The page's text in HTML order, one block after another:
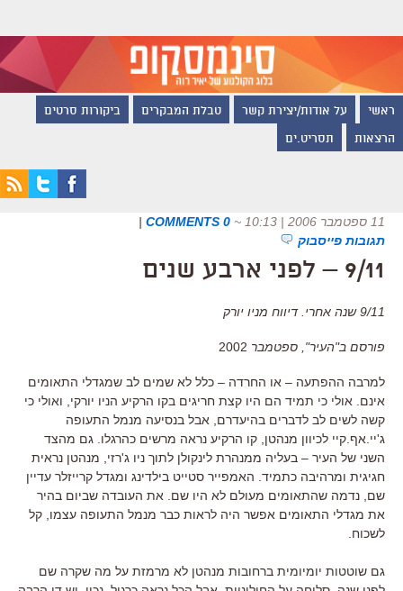
ראשי על אודות/יצירת קשר טבלת המבקרים ביקורות סרטים
הרצאות תסריט.ים
11 ספטמבר 2006 | 10:13 ~
0 COMMENTS
|
תגובות פייסבוק
9/11 – לפני ארבע שנים
9/11 שנה אחרי. דיווח מניו יורק
פורסם ב"העיר", ספטמבר 2002
למרבה ההפתעה – או החרדה – כלל לא שמים לב שמגדלי התאומים
אינם. אולי כי תמיד הם היו קצת חריגים בקו הרקיע הניו יורקי, ואולי כי
קשה לשים לב לדברים בהיעדרם, אבל בנסיעה מנמל התעופה
ג'יי.אף.קיי לכיוון מנהטן, קו הרקיע נראה מרשים כהרגלו. גם מהצד
השני של העיר – בעליה ממנהרת לינקולן לתוך ניו ג'רזי, מנהטן נראית
חגיגית ומרהיבה כתמיד. האמפייר סטייט בילדינג ומגדל קרייזלר עדיין
שם, נדמה שהתאומים מעולם לא היו שם. את העובדה שביום בהיר
את מגדלי התאומים אפשר היה לראות כבר מנמל התעופה עצמו, קל
לשכוח.
גם שוטטות יומיומית ברחובות מנהטן לא מרמזת על מה שקרה שם